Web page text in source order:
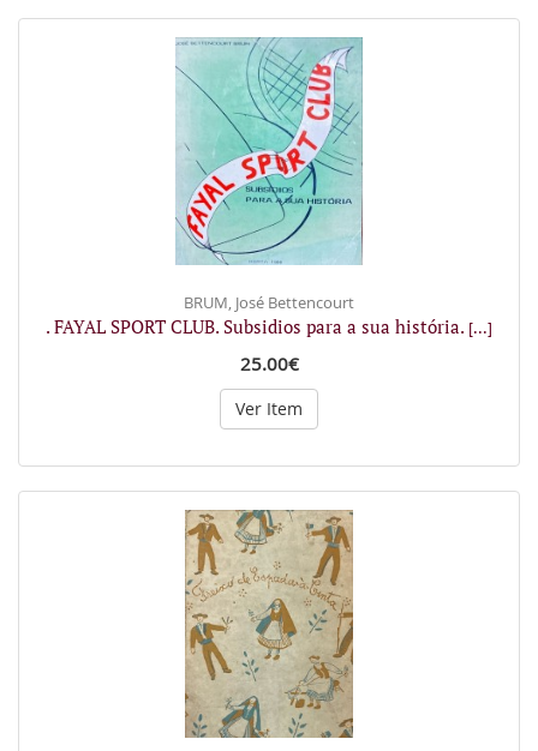
BRUM, José Bettencourt
. FAYAL SPORT CLUB. Subsidios para a sua história. [...]
25.00€
Ver Item